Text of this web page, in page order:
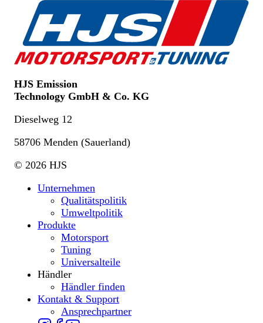
HJS Emission
Technology GmbH & Co. KG
Dieselweg 12
58706 Menden (Sauerland)
© 2026 HJS
Unternehmen
Qualitätspolitik
Umweltpolitik
Produkte
Motorsport
Tuning
Universalteile
Händler
Händler finden
Kontakt & Support
Ansprechpartner